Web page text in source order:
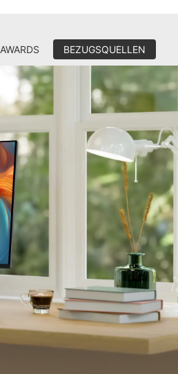
AWARDS BEZUGSQUELLEN